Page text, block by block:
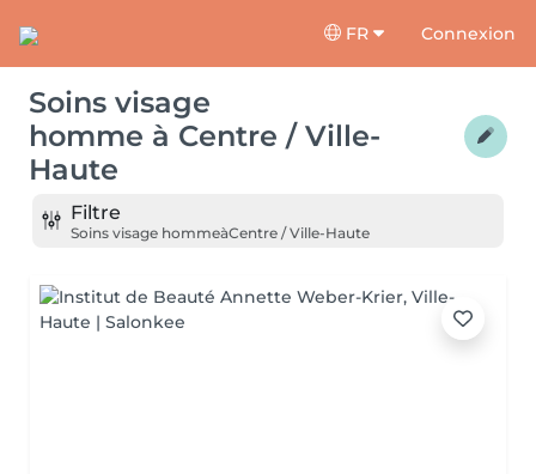
FR Connexion
Soins visage
homme à Centre / Ville-
Haute
Filtre
Soins visage hommeàCentre / Ville-Haute